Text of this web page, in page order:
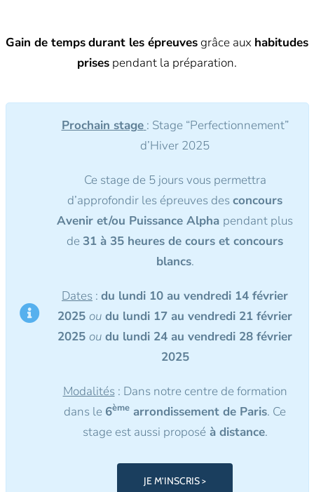
Gain de tempsdurant les épreuvesgrâce aux habitudes
prises pendant la préparation.
Prochain stage : Stage “Perfectionnement”
d’Hiver 2025
Ce stage de 5 jours vous permettra
d’approfondir les épreuves des concours
Avenir et/ou Puissance Alpha pendant plus
de 31 à 35 heures de cours et concours
blancs.
Dates : du lundi 10 au vendredi 14 février
2025 ou du lundi 17 au vendredi 21 février
2025 ou du lundi 24 au vendredi 28 février
2025
Modalités : Dans notre centre de formation
dans le 6ème arrondissement de Paris. Ce
stage est aussi proposéà distance.
JE M’INSCRIS >